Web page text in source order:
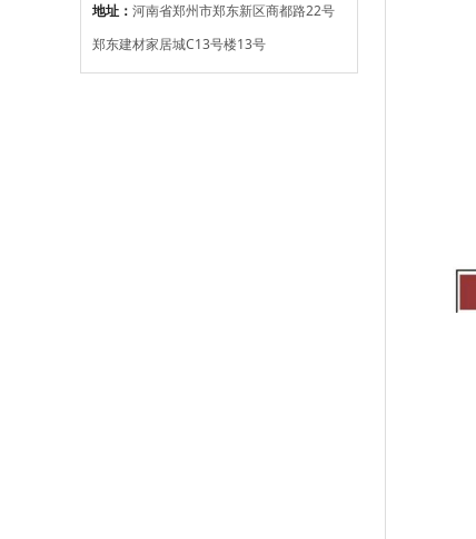
地址： 河南省郑州市郑东新区商都路22号
郑东建材家居城C13号楼13号